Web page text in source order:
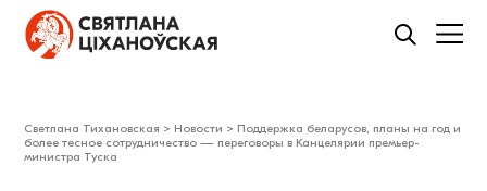
Светлана Тихановская > Новости > Поддержка беларусов, планы на год и
более тесное сотрудничество — переговоры в Канцелярии премьер-
министра Туска